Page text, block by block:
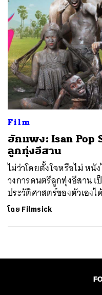
Film
ฮักแพง: Isan Pop
ลูกทุ่งอีสาน
ไม่ว่าโดยตั้งใจหรือไม่ ห
วงการดนตรีลูกทุ่งอีสาน
ประวัติศาสตร์ของตัวเอง
โดย Filmsick
ค้นหา
SHARE